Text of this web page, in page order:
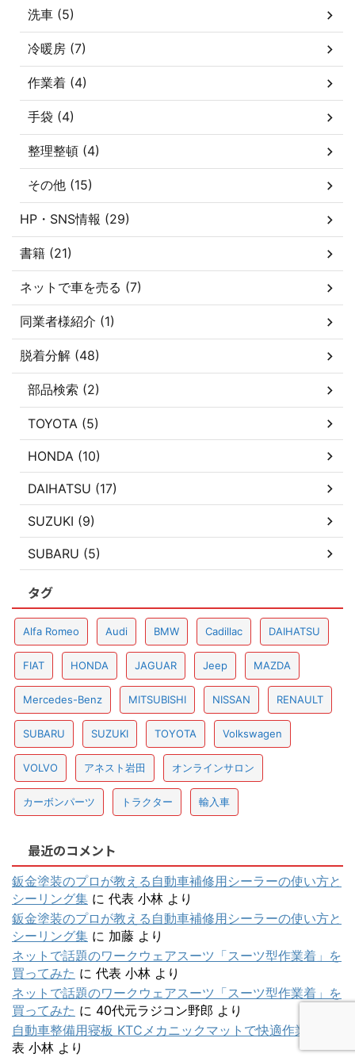
洗車 (5)
冷暖房 (7)
作業着 (4)
手袋 (4)
整理整頓 (4)
その他 (15)
HP・SNS情報 (29)
書籍 (21)
ネットで車を売る (7)
同業者様紹介 (1)
脱着分解 (48)
部品検索 (2)
TOYOTA (5)
HONDA (10)
DAIHATSU (17)
SUZUKI (9)
SUBARU (5)
タグ
Alfa Romeo Audi BMW Cadillac DAIHATSU
FIAT HONDA JAGUAR Jeep MAZDA
Mercedes-Benz MITSUBISHI NISSAN RENAULT
SUBARU SUZUKI TOYOTA Volkswagen
VOLVO アネスト岩田 オンラインサロン
カーボンパーツ トラクター 輸入車
最近のコメント
鈑金塗装のプロが教える自動車補修用シーラーの使い方と
シーリング集 に 代表 小林 より
鈑金塗装のプロが教える自動車補修用シーラーの使い方と
シーリング集 に 加藤 より
ネットで話題のワークウェアスーツ「スーツ型作業着」を
買ってみた に 代表 小林 より
ネットで話題のワークウェアスーツ「スーツ型作業着」を
買ってみた に 40代元ラジコン野郎 より
自動車整備用寝板 KTCメカニックマットで快適作業
表 小林 より